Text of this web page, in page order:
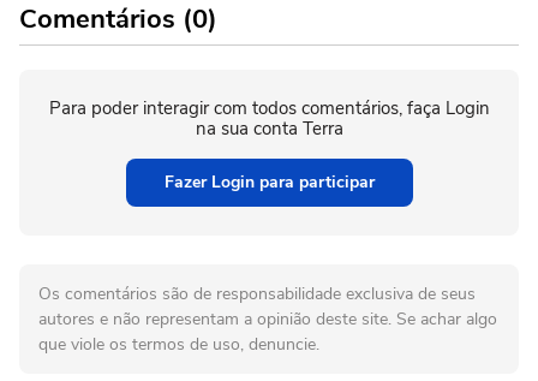
Comentários (0)
Para poder interagir com todos comentários, faça Login
na sua conta Terra
Fazer Login para participar
Os comentários são de responsabilidade exclusiva de seus
autores e não representam a opinião deste site. Se achar algo
que viole os termos de uso, denuncie.